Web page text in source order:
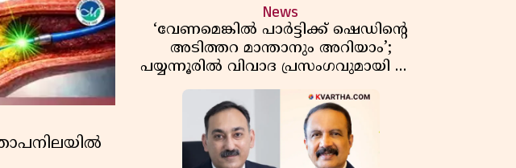
News
‘വേണമെങ്കിൽ പാർട്ടിക്ക് ഷെഡിൻ്റെ
അടിത്തറ മാന്താനും അറിയാം’;
പയ്യന്നൂരിൽ വിവാദ പ്രസംഗവുമായി കെ
കെ രാഗേഷ്